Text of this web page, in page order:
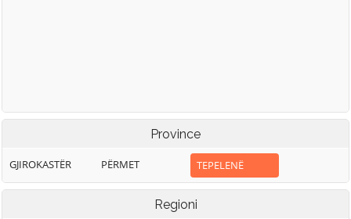
Province
GJIROKASTËR PËRMET TEPELENË
Regioni